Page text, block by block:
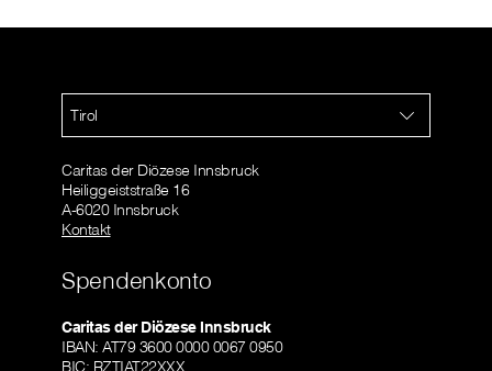
Tirol
Caritas der Diözese Innsbruck
Heiliggeiststraße 16
A-6020 Innsbruck
Kontakt
Spendenkonto
Caritas der Diözese Innsbruck
IBAN: AT79 3600 0000 0067 0950
BIC: RZTIAT22XXX